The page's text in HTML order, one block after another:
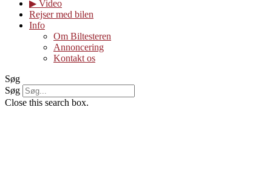
▶︎ Video
Rejser med bilen
Info
Om Biltesteren
Annoncering
Kontakt os
Søg
Søg
Close this search box.